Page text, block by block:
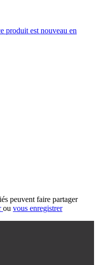
produit est nouveau en
peuvent faire partager
ou vous enregistrer